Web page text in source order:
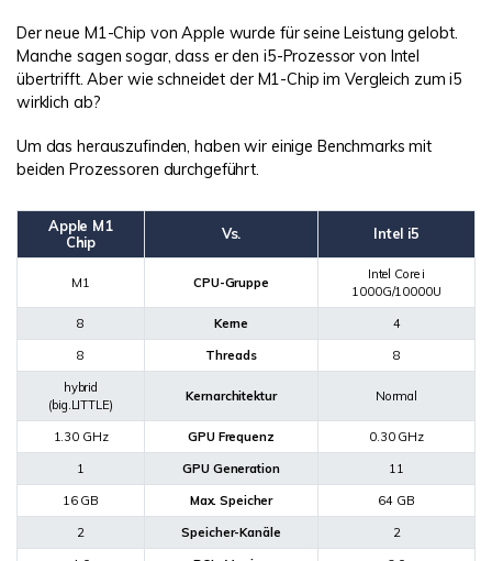
Der neue M1-Chip von Apple wurde für seine Leistung gelobt.
Manche sagen sogar, dass er den i5-Prozessor von Intel
übertrifft. Aber wie schneidet der M1-Chip im Vergleich zum i5
wirklich ab?
Um das herauszufinden, haben wir einige Benchmarks mit
beiden Prozessoren durchgeführt.
Apple M1
Chip
Vs. Intel i5
M1 CPU-Gruppe
Intel Core i
1000G/10000U
8 Kerne 4
8 Threads 8
hybrid
(big.LITTLE)
Kernarchitektur Normal
1.30 GHz GPU Frequenz 0.30 GHz
1 GPU Generation 11
16 GB Max. Speicher 64 GB
2 Speicher-Kanäle 2